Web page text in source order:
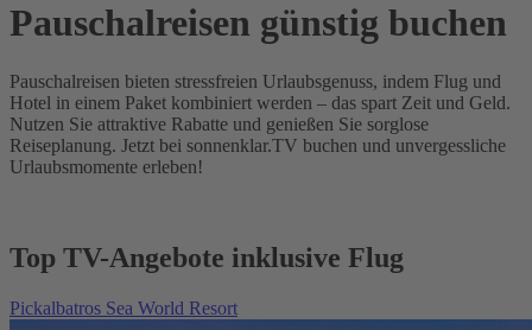
Pauschalreisen günstig buchen
Pauschalreisen bieten stressfreien Urlaubsgenuss, indem Flug und
Hotel in einem Paket kombiniert werden – das spart Zeit und Geld.
Nutzen Sie attraktive Rabatte und genießen Sie sorglose
Reiseplanung. Jetzt bei sonnenklar.TV buchen und unvergessliche
Urlaubsmomente erleben!
Top TV-Angebote inklusive Flug
Pickalbatros Sea World Resort